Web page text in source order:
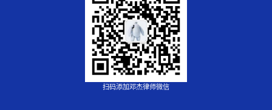
扫码添加邓杰律师微信